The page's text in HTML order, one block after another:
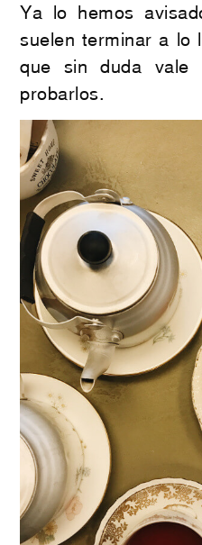
Ya lo hemos
suelen terminar a lo
que sin duda
probarlos.